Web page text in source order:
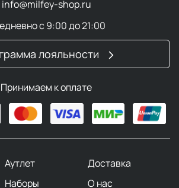
info@milfey-shop.ru
с 9:00 до 21:00
лояльности
Принимаем к оплате
Аутлет
Доставка
Наборы
О нас